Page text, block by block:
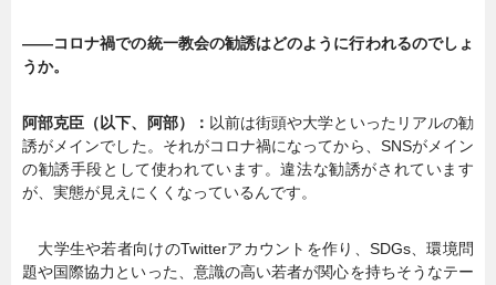
――コロナ禍での統一教会の勧誘はどのように行われるのでしょ
うか。
阿部克臣（以下、阿部）： 以前は街頭や大学といったリアルの勧
誘がメインでした。それがコロナ禍になってから、SNSがメイン
の勧誘手段として使われています。違法な勧誘がされています
が、実態が見えにくくなっているんです。
大学生や若者向けのTwitterアカウントを作り、SDGs、環境問
題や国際協力といった、意識の高い若者が関心を持ちそうなテー